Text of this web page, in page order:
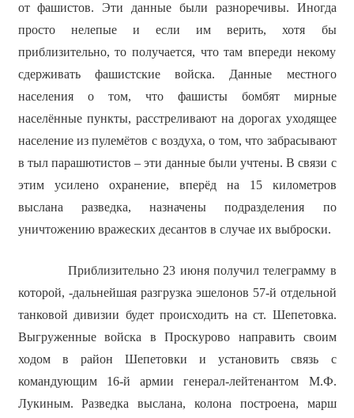
от фашистов. Эти данные были разноречивы. Иногда
просто нелепые и если им верить, хотя бы
приблизительно, то получается, что там впереди некому
сдерживать фашистские войска. Данные местного
населения о том, что фашисты бомбят мирные
населённые пункты, расстреливают на дорогах уходящее
население из пулемётов с воздуха, о том, что забрасывают
в тыл парашютистов – эти данные были учтены. В связи с
этим усилено охранение, вперёд на 15 километров
выслана разведка, назначены подразделения по
уничтожению вражеских десантов в случае их выброски.
Приблизительно 23 июня получил телеграмму в
которой, -дальнейшая разгрузка эшелонов 57-й отдельной
танковой дивизии будет происходить на ст. Шепетовка.
Выгруженные войска в Проскурово направить своим
ходом в район Шепетовки и установить связь с
командующим 16-й армии генерал-лейтенантом М.Ф.
Лукиным. Разведка выслана, колона построена, марш